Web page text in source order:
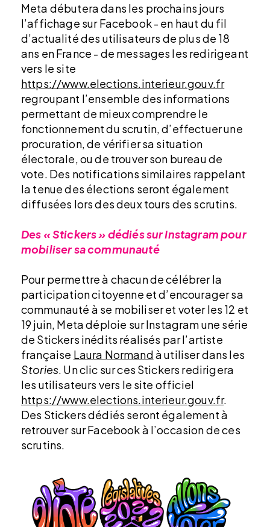
Meta débutera dans les prochains jours
l’affichage sur Facebook - en haut du fil
d’actualité des utilisateurs de plus de 18
ans en France - de messages les redirigeant
vers le site
https://www.elections.interieur.gouv.fr
regroupant l’ensemble des informations
permettant de mieux comprendre le
fonctionnement du scrutin, d’effectuer une
procuration, de vérifier sa situation
électorale, ou de trouver son bureau de
vote. Des notifications similaires rappelant
la tenue des élections seront également
diffusées lors des deux tours des scrutins.
Des « Stickers » dédiés sur Instagram pour
mobiliser sa communauté
Pour permettre à chacun de célébrer la
participation citoyenne et d’encourager sa
communauté à se mobiliser et voter les 12 et
19 juin, Meta déploie sur Instagram une série
de Stickers inédits réalisés par l’artiste
française Laura Normandà utiliser dans les
Stories . Un clic sur ces Stickers redirigera
les utilisateurs vers le site officiel
https://www.elections.interieur.gouv.fr.
Des Stickers dédiés seront également à
retrouver sur Facebook à l’occasion de ces
scrutins.